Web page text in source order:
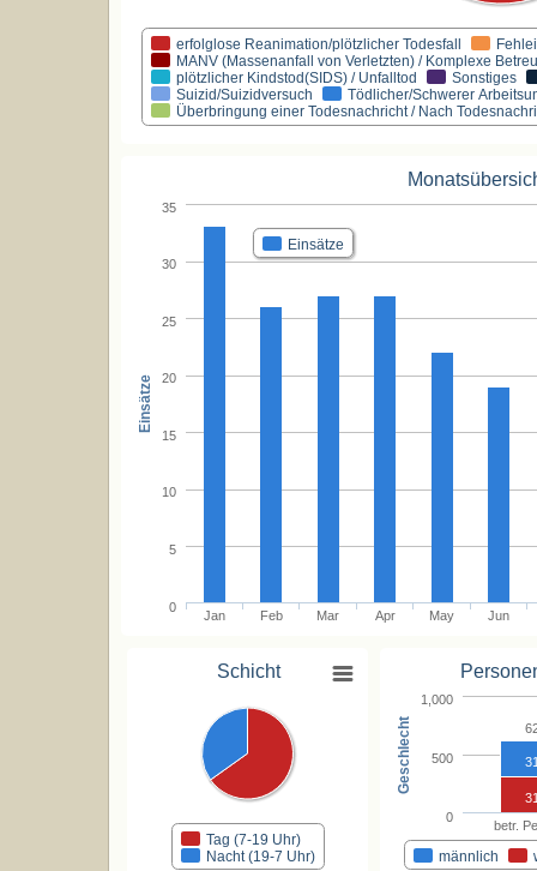
erfolglose Reanimation/plötzlicher Todesfall
MANV (Massenanfall von Verletzten) / Komplexe
plötzlicher Kindstod(SIDS) / Unfalltod
Sonstiges
Suizid/Suizidversuch
Tödlicher/Schwerer
Überbringung einer Todesnachricht / Nach
Einsätze
Einsätze
Jan Feb Mar Apr May Jun
0
5
10
15
20
25
30
35
Schicht
Tag (7-19 Uhr)
Nacht (19-7 Uhr)
Geschlecht
männlich
betr.
0
500
1,000